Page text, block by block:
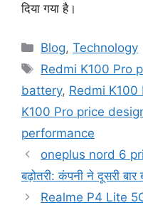
दिया गया है।
Categories
Blog,Technology
Tags
Redmi K100 Pro
battery, Redmi K100
K100 Pro price
performance
oneplus nord 6
बढ़ोतरी: कंपनी ने दूसरी बार
Realme P4 Lite